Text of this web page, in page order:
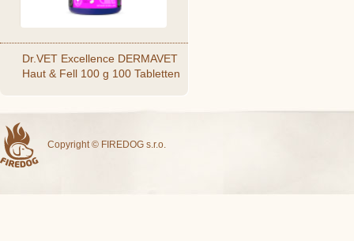
Dr.VET Excellence DERMAVET
Haut & Fell 100 g 100 Tabletten
Copyright © FIREDOG s.r.o.